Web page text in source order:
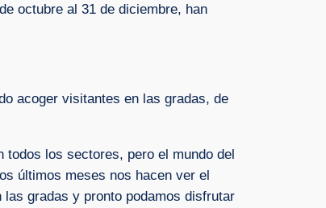
octubre al 31 de diciembre, han
acoger visitantes en las gradas, de
todos los sectores, pero el mundo del
últimos meses nos hacen ver el
gradas y pronto podamos disfrutar